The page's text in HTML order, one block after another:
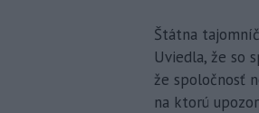
Štátna
Uviedla, že so
že spoločnosť
na ktorú